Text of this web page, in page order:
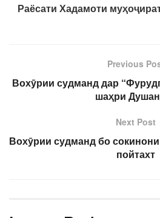
Раёсати Хадамоти
Previous
Вохӯрии судманд дар
шаҳри
Next Post
Вохӯрии судманд бо
пойтахт